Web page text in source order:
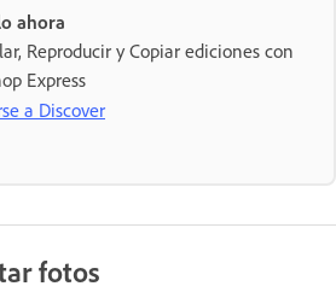
ahora
Reproducir y Copiar ediciones con
Express
a Discover
fotos